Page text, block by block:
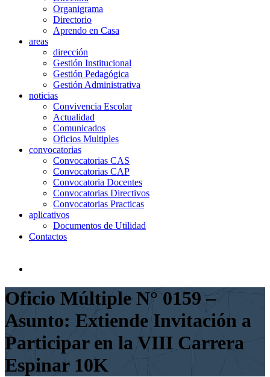
Organigrama
Directorio
Aprendo en Casa
areas
dirección
Gestión Institucional
Gestión Pedagógica
Gestión Administrativa
noticias
Convivencia Escolar
Actualidad
Comunicados
Oficios Multiples
convocatorias
Convocatorias CAS
Convocatorias CAP
Convocatoria Docentes
Convocatorias Directivos
Convocatorias Practicas
aplicativos
Documentos de Utilidad
Contactos
Oficio Múltiple N° 0159 –
Asunto: Extiende Invitación a
Participar en la VIII Carrera
Espinar 10K